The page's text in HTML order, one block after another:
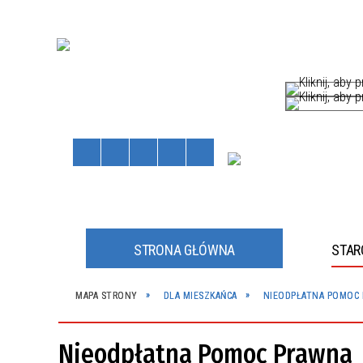
STRONA GŁÓWNA
Powiat
MAPA STRONY DLA MIESZKAŃCA NIEODPŁATNA POMOC
Nieodpłatna Pomoc Prawna